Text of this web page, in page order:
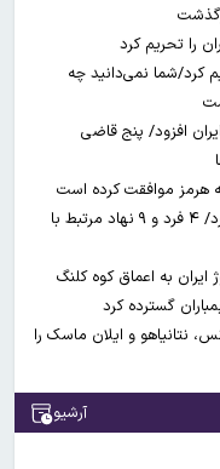
کرد/شما نمی‌دانید چه
ایران افزود/ پنج قاضی
هرمز موافقت کرده است
آمریکا تحریم‌های جدیدی علیه ایران اعمال کرد/ ۴ فرد و ۹ نهاد مرتبط با
ایران به اعماق کوه کلنگ
گسترده کرد
نتانیاهو و ایلان ماسک را
آرشیو